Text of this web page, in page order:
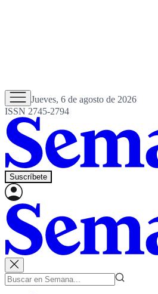
Jueves, 6 de agosto de 2026
ISSN 2745-2794
Suscríbete